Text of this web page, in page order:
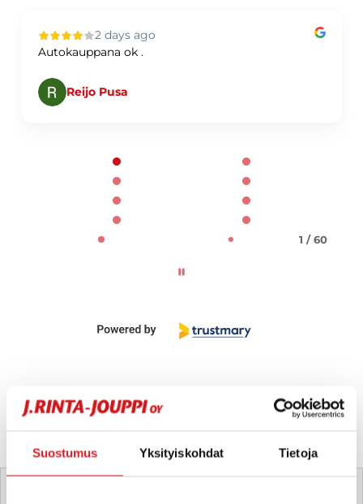
Suostumus Yksityiskohdat Tietoja
2 days ago
Autokauppana ok .
Reijo Pusa
1 / 60